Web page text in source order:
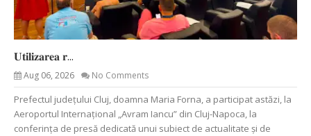
𝐔𝐭𝐢𝐥𝐢𝐳𝐚𝐫𝐞𝐚 𝐫...
Aug 06, 2026 No Comments
Prefectul județului Cluj, doamna Maria Forna, a participat astăzi, la
Aeroportul Internațional „Avram Iancu” din Cluj-Napoca, la
conferința de presă dedicată unui subiect de actualitate și de